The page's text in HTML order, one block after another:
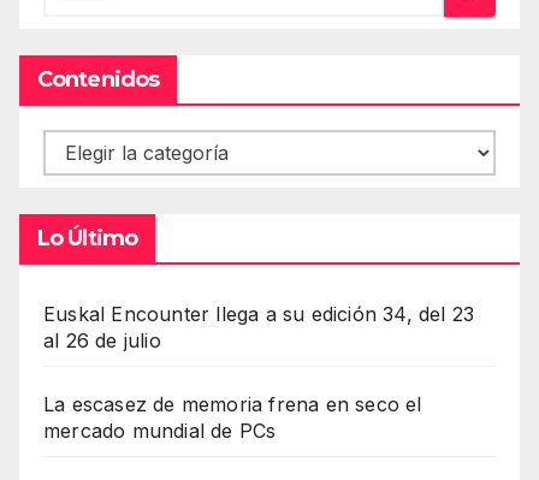
Contenidos
Contenidos
Lo Último
Euskal Encounter llega a su edición 34, del 23
al 26 de julio
La escasez de memoria frena en seco el
mercado mundial de PCs